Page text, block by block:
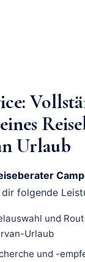
Urlaub
folgende
und
Urlaub
und -